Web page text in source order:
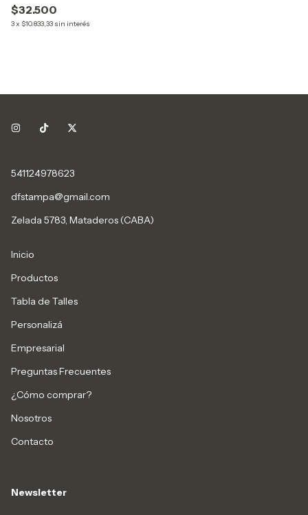
$32.500
3x $10.833,33 sin interés
541124978623
dfstampa@gmail.com
Zelada 5783, Mataderos (CABA)
Inicio
Productos
Tabla de Talles
Personalizá
Empresarial
Preguntas Frecuentes
¿Cómo comprar?
Nosotros
Contacto
Newsletter